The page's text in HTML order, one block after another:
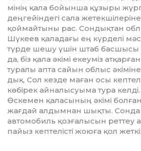
мінің қала бойынша құзыры­
деңгейіндегі сала
қоймайтыны рас. Сон­дықтан
Шү­кеев қаладағы ең күрделі
түрде шешу үшін штаб басшысы
да, біз қала әкімі екеу­міз
туралы ап­та сайын облыс
дық. Сол кезде маған осы
көбірек айналысуыма тура
Өскемен қала­сы­­ның әкімі
жағ­­­­­дай алдымнан шықты. Сонда
автомобиль қозғалысын реттеу
пайыз кептелісті жоюға қол